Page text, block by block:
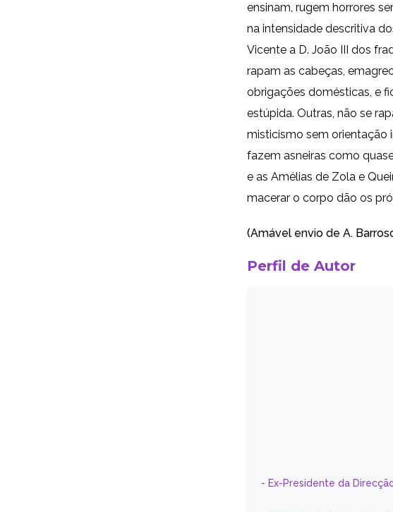
ensinam, rugem horrores
na intensidade descritiva
Vicente a D. João III dos
rapam as cabeças,
obrigações domésticas, e
estúpida. Outras, não se
misticismo sem orientação
fazem asneiras como
e as Amélias de Zola e
macerar o corpo dão os
(Amável envio de A.
Perfil de Autor
- Ex-Presidente da